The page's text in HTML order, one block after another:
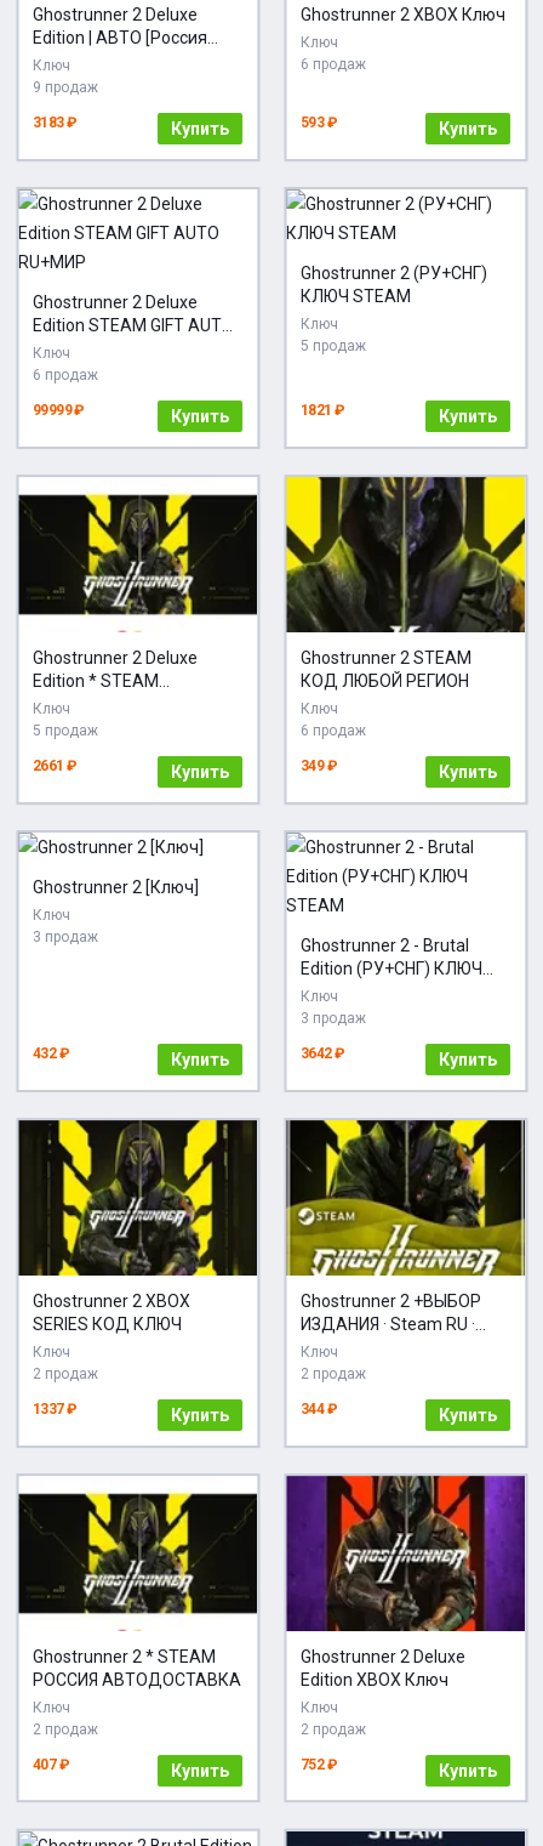
Ghostrunner 2 Deluxe
Edition | АВТО [Россия
Steam]
Ключ
9 продаж
3183 ₽ Купить
Ghostrunner 2 XBOX Ключ
Ключ
6 продаж
593 ₽ Купить
Ghostrunner 2 Deluxe
Edition STEAM GIFT AUTO
RU+МИР
Ключ
6 продаж
99999 ₽ Купить
Ghostrunner 2 (РУ+СНГ)
КЛЮЧ STEAM
Ключ
5 продаж
1821 ₽ Купить
Ghostrunner 2 Deluxe
Edition * STEAM
АВТОДОСТАВКА
Ключ
5 продаж
2661 ₽ Купить
Ghostrunner 2 STEAM
КОД ЛЮБОЙ РЕГИОН
Ключ
6 продаж
349 ₽ Купить
Ghostrunner 2 [Ключ]
Ключ
3 продаж
432 ₽ Купить
Ghostrunner 2 - Brutal
Edition (РУ+СНГ) КЛЮЧ
STEAM
Ключ
3 продаж
3642 ₽ Купить
Ghostrunner 2 XBOX
SERIES КОД КЛЮЧ
Ключ
2 продаж
1337 ₽ Купить
Ghostrunner 2 +ВЫБОР
ИЗДАНИЯ · Steam RU ·
АВТОДОСТАВКА
Ключ
2 продаж
344 ₽ Купить
Ghostrunner 2 * STEAM
РОССИЯ АВТОДОСТАВКА
Ключ
2 продаж
407 ₽ Купить
Ghostrunner 2 Deluxe
Edition XBOX Ключ
Ключ
2 продаж
752 ₽ Купить